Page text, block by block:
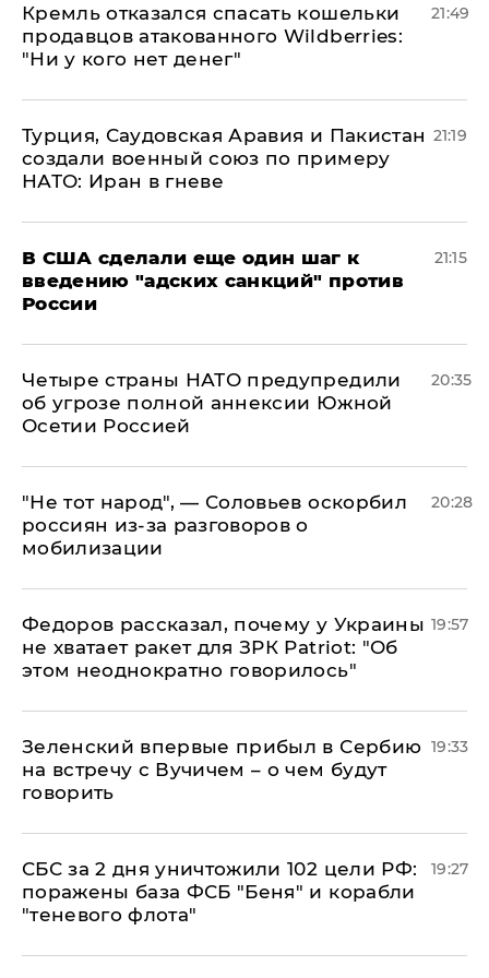
Кремль отказался спасать кошельки
продавцов атакованного Wildberries:
"Ни у кого нет денег"
21:49
Турция, Саудовская Аравия и Пакистан
создали военный союз по примеру
НАТО: Иран в гневе
21:19
В США сделали еще один шаг к
введению "адских санкций" против
России
21:15
Четыре страны НАТО предупредили
об угрозе полной аннексии Южной
Осетии Россией
20:35
​"Не тот народ", — Соловьев оскорбил
россиян из-за разговоров о
мобилизации
20:28
Федоров рассказал, почему у Украины
не хватает ракет для ЗРК Patriot: "Об
этом неоднократно говорилось"
19:57
Зеленский впервые прибыл в Сербию
на встречу с Вучичем – о чем будут
говорить
19:33
СБС за 2 дня уничтожили 102 цели РФ:
поражены база ФСБ "Беня" и корабли
"теневого флота"
19:27